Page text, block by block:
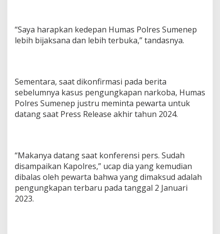
“Saya harapkan kedepan Humas Polres Sumenep
lebih bijaksana dan lebih terbuka,” tandasnya.
Sementara, saat dikonfirmasi pada berita
sebelumnya kasus pengungkapan narkoba, Humas
Polres Sumenep justru meminta pewarta untuk
datang saat Press Release akhir tahun 2024.
“Makanya datang saat konferensi pers. Sudah
disampaikan Kapolres,” ucap dia yang kemudian
dibalas oleh pewarta bahwa yang dimaksud adalah
pengungkapan terbaru pada tanggal 2 Januari
2023.